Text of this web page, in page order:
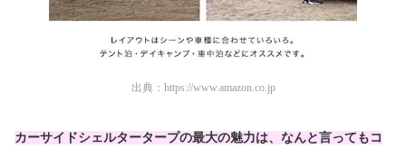
出典： https://www.amazon.co.jp
カーサイドシェルタータープの最大の魅力は、なんと言ってもコ